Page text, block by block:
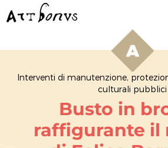
Interventi di manutenzione,
culturali pubblici
Busto in
raffigurante il